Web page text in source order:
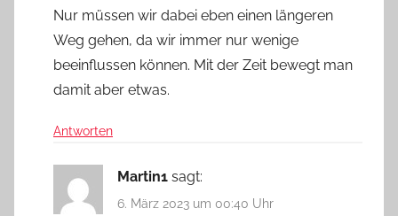
Nur müssen wir dabei eben einen längeren
Weg gehen, da wir immer nur wenige
beeinflussen können. Mit der Zeit bewegt man
damit aber etwas.
Antworten
Martin1 sagt:
6. März 2023 um 00:40 Uhr